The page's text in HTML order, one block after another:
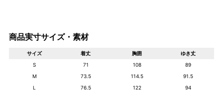
商品実寸サイズ・素材
サイズ 着丈 胸囲
ゆき丈
S
71 108
89
M
73.5 114.5
91.5
L
76.5 122 94